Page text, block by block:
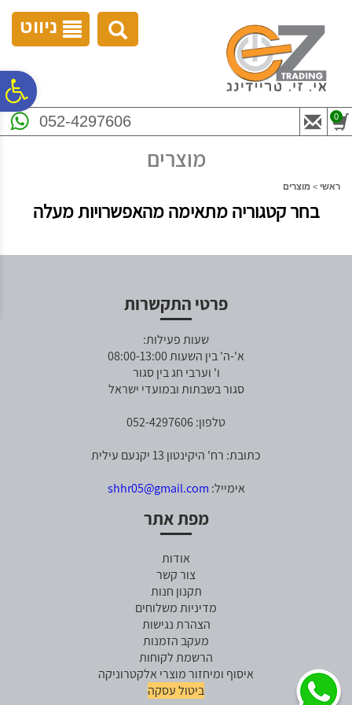
נגישות
ניווט
052-4297606 0
מוצרים
ראשי > מוצרים
בחר קטגוריה מתאימה מהאפשרויות מעלה
פרטי התקשרות
שעות פעילות:
א'-ה' בין השעות 08:00-13:00
ו' וערבי חג בין סגור
סגור בשבתות ובמועדי ישראל
טלפון: 052-4297606
כתובת: רח' היקינטון 13 יקנעם עילית
אימייל: shhr05@gmail.com
מפת אתר
אודות
צור קשר
תקנון חנות
מדיניות משלוחים
הצהרת נגישות
מעקב הזמנות
הרשמת לקוחות
איסוף ומיחזור מוצרי אלקטרוניקה
ביטול עסקה